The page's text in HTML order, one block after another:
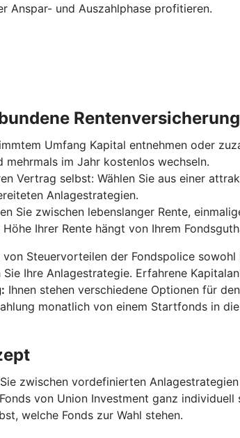
Anspar- und Auszahlphase profitieren.
Umfang Kapital entnehmen oder
im Jahr kostenlos wechseln.
Vertrag selbst: Wählen Sie aus einer
Anlagestrategien.
Sie zwischen lebenslanger Rente,
Ihrer Rente hängt von Ihrem
Steuervorteilen der Fondspolice
Sie Ihre Anlagestrategie. Erfahrene
Ihnen stehen verschiedene Optionen für
monatlich von einem Startfonds in
zwischen vordefinierten
von Union Investment ganz
welche Fonds zur Wahl stehen.